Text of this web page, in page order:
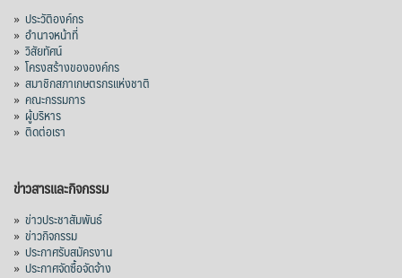
» ประวัติองค์กร
» อำนาจหน้าที่
» วิสัยทัศน์
» โครงสร้างขององค์กร
» สมาชิกสภาเกษตรกรแห่งชาติ
» คณะกรรมการ
» ผู้บริหาร
» ติดต่อเรา
ข่าวสารและกิจกรรม
» ข่าวประชาสัมพันธ์
» ข่าวกิจกรรม
» ประกาศรับสมัครงาน
» ประกาศจัดซื้อจัดจ้าง